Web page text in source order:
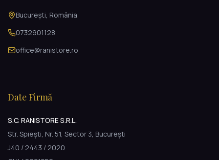
București, România
0732901128
office@ranistore.ro
Date Firmă
S.C. RANISTORE S.R.L.
Str. Spiești, Nr. 51, Sector 3, București
J40 / 2443 / 2020